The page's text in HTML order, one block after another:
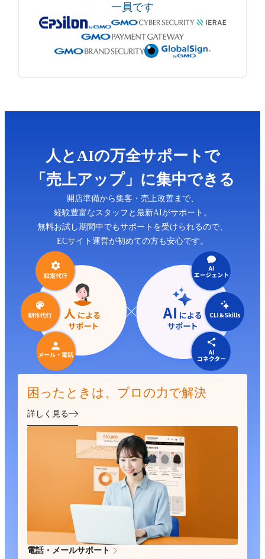
一員です
人とAIの万全サポートで
「売上アップ」に集中できる
開店準備から集客・売上改善まで、
経験豊富なスタッフと最新AIがサポート。
無料お試し期間中でもサポートを受けられるので、
ECサイト運営が初めての方も安心です。
困ったときは、プロの力で解決
詳しく見る
電話・メールサポート